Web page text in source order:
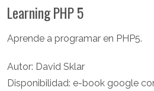
Learning PHP 5
Aprende a programar en PHP5.
Autor: David Sklar
Disponibilidad: e-book google